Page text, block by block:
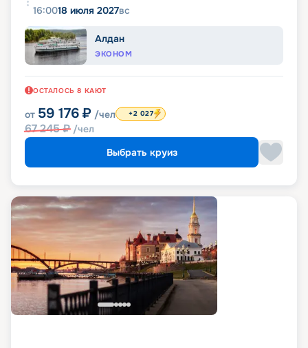
16:0018 июля 2027вс
Алдан
ЭКОНОМ
ОСТАЛОСЬ 8 КАЮТ
от 59 176 ₽ /чел
67 245₽ /чел
+2 027
Выбрать круиз